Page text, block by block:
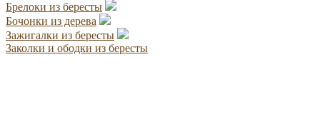
Брелоки из бересты
Бочонки из дерева
Зажигалки из бересты
Заколки и ободки из бересты